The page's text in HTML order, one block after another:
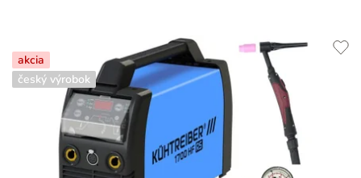
akcia
český výrobok